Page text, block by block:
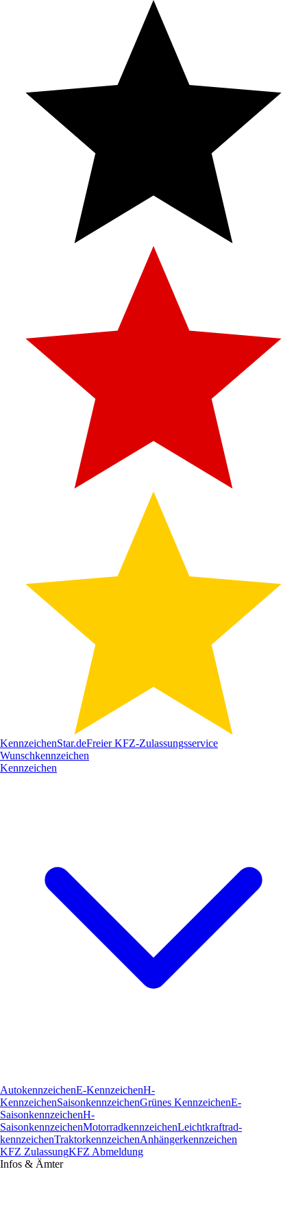
KennzeichenStar.deFreier KFZ-Zulassungsservice
Wunschkennzeichen
Kennzeichen
AutokennzeichenE-KennzeichenH-
KennzeichenSaisonkennzeichenGrünes KennzeichenE-
SaisonkennzeichenH-
SaisonkennzeichenMotorradkennzeichenLeichtkraftrad­
kennzeichenTraktorkennzeichenAnhängerkennzeichen
KFZ ZulassungKFZ Abmeldung
Infos & Ämter